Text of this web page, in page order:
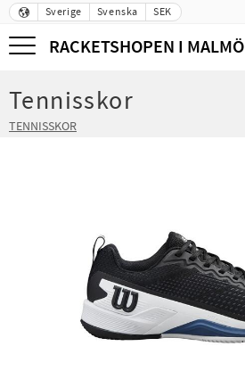
Meny
Sverige Svenska SEK
RACKETSHOPEN I MALMÖ
Tennisskor
TENNISSKOR